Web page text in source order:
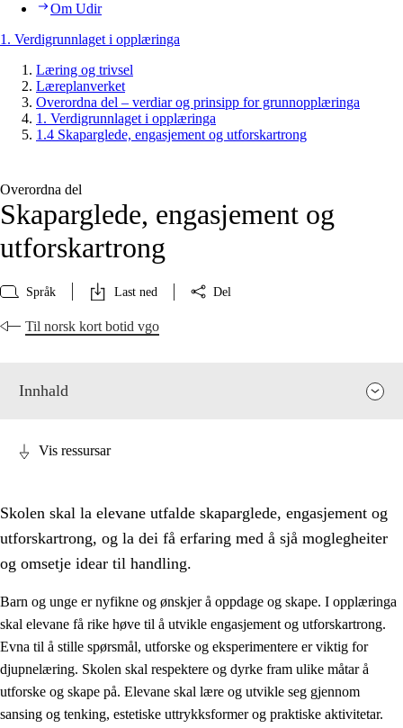
Om Udir
1. Verdigrunnlaget i opplæringa
Læring og trivsel
Læreplanverket
Overordna del – verdiar og prinsipp for grunnopplæringa
1. Verdigrunnlaget i opplæringa
1.4 Skaparglede, engasjement og utforskartrong
Overordna del
Skaparglede, engasjement og
utforskartrong
Språk Last ned Del
Til norsk kort botid vgo
Innhald
1. Verdigrunnlaget i opplæringa
1.1 Menneskeverdet
Identitet og kulturelt mangfald
Vis ressursar
Skolen skal la elevane utfalde skaparglede, engasjement og
utforskartrong, og la dei få erfaring med å sjå moglegheiter
og omsetje idear til handling.
Barn og unge er nyfikne og ønskjer å oppdage og skape. I opplæringa
skal elevane få rike høve til å utvikle engasjement og utforskartrong.
Evna til å stille spørsmål, utforske og eksperimentere er viktig for
djupnelæring. Skolen skal respektere og dyrke fram ulike måtar å
utforske og skape på. Elevane skal lære og utvikle seg gjennom
sansing og tenking, estetiske uttrykksformer og praktiske aktivitetar.